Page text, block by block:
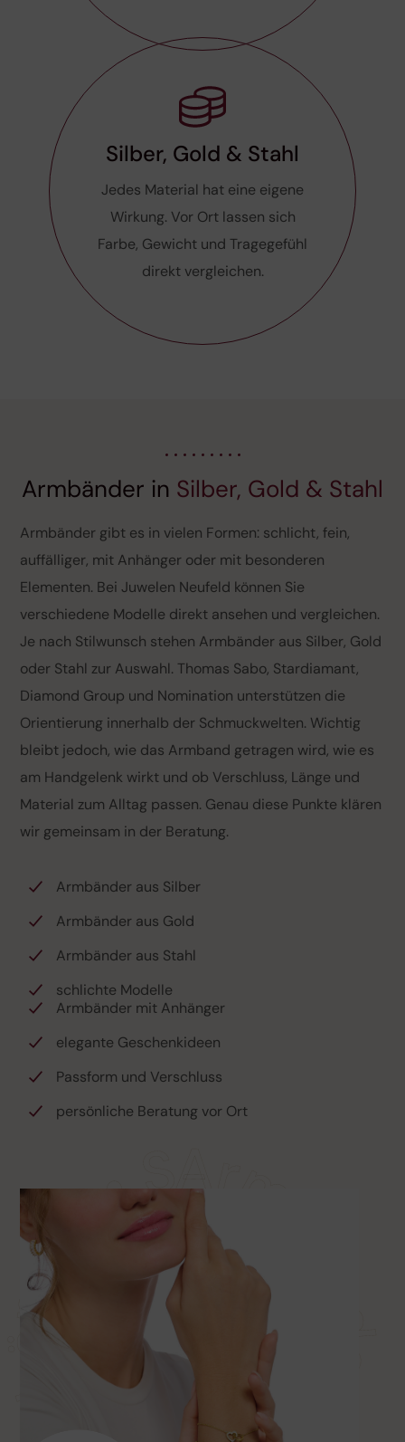
Silber, Gold & Stahl
Jedes Material hat eine eigene
Wirkung. Vor Ort lassen sich
Farbe, Gewicht und Tragegefühl
direkt vergleichen.
Armbänder
• Stil •
Armbänder in Silber, Gold & Stahl
Armbänder gibt es in vielen Formen: schlicht, fein,
auffälliger, mit Anhänger oder mit besonderen
Elementen. Bei Juwelen Neufeld können Sie
verschiedene Modelle direkt ansehen und vergleichen.
Je nach Stilwunsch stehen Armbänder aus Silber, Gold
oder Stahl zur Auswahl. Thomas Sabo, Stardiamant,
Diamond Group und Nomination unterstützen die
Orientierung innerhalb der Schmuckwelten. Wichtig
bleibt jedoch, wie das Armband getragen wird, wie es
am Handgelenk wirkt und ob Verschluss, Länge und
Material zum Alltag passen. Genau diese Punkte klären
wir gemeinsam in der Beratung.
Armbänder aus Silber
Armbänder aus Gold
Armbänder aus Stahl
schlichte Modelle
Armbänder mit Anhänger
elegante Geschenkideen
Passform und Verschluss
persönliche Beratung vor Ort